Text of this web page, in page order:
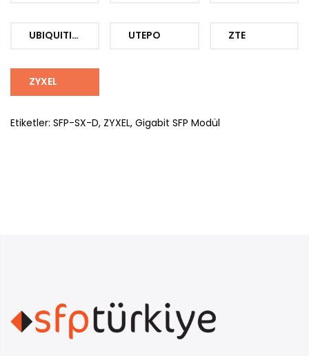
UBIQUITI-UBNT-UNIFI UTEPO ZTE
ZYXEL
Etiketler: SFP-SX-D, ZYXEL, Gigabit SFP Modül